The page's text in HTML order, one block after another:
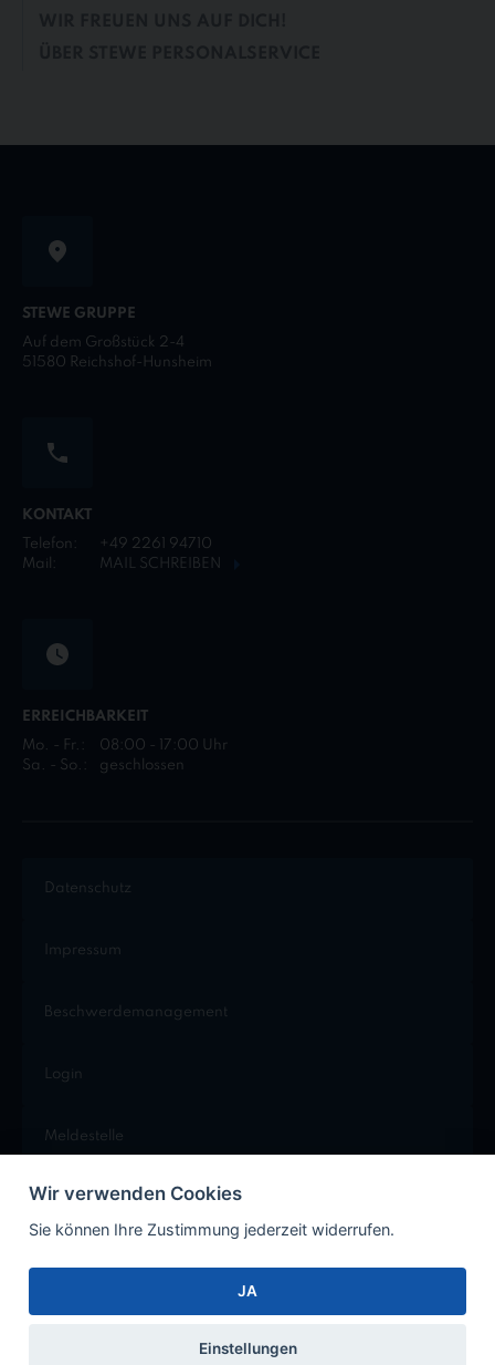
STEWE GRUPPE
Auf dem Großstück 2-4
51580 Reichshof-Hunsheim
KONTAKT
Telefon:
+49 2261 94710
Mail:
MAIL SCHREIBEN
ERREICHBARKEIT
Mo. - Fr.:
08:00 - 17:00 Uhr
Sa. - So.:
geschlossen
Datenschutz
Impressum
Beschwerdemanagement
Login
Meldestelle
Cookie Einstellungen
Wir verwenden Cookies
Sie können Ihre Zustimmung jederzeit widerrufen.
JA
Einstellungen